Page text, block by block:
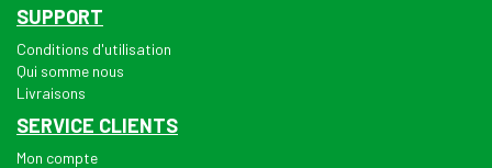
SUPPORT
Conditions d'utilisation
Qui somme nous
Livraisons
SERVICE CLIENTS
Mon compte